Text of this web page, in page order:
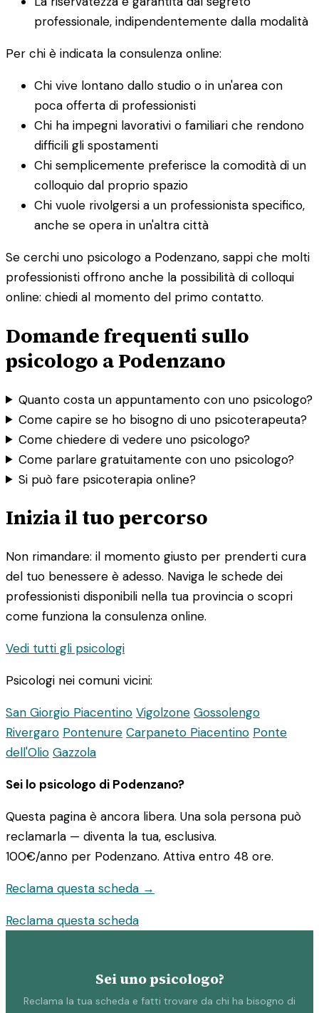
professionale, indipendentemente dalla modalità
Per chi è indicata la consulenza online:
Chi vive lontano dallo studio o in un'area con
poca offerta di professionisti
Chi ha impegni lavorativi o familiari che rendono
difficili gli spostamenti
Chi semplicemente preferisce la comodità di un
colloquio dal proprio spazio
Chi vuole rivolgersi a un professionista specifico,
anche se opera in un'altra città
Se cerchi uno psicologo a Podenzano, sappi che molti
professionisti offrono anche la possibilità di colloqui
online: chiedi al momento del primo contatto.
Domande frequenti sullo
psicologo a Podenzano
Quanto costa un appuntamento con uno psicologo?
Come capire se ho bisogno di uno psicoterapeuta?
Come chiedere di vedere uno psicologo?
Come parlare gratuitamente con uno psicologo?
Si può fare psicoterapia online?
Inizia il tuo percorso
Non rimandare: il momento giusto per prenderti cura
del tuo benessere è adesso. Naviga le schede dei
professionisti disponibili nella tua provincia o scopri
come funziona la consulenza online.
Vedi tutti gli psicologi
Psicologi nei comuni vicini:
San Giorgio Piacentino Vigolzone Gossolengo
Rivergaro Pontenure Carpaneto Piacentino Ponte
dell'Olio Gazzola
Sei lo psicologo di Podenzano?
Questa pagina è ancora libera. Una sola persona può
reclamarla — diventa la tua, esclusiva.
100€/anno per Podenzano. Attiva entro 48 ore.
Reclama questa scheda →
Reclama questa scheda
Sei uno psicologo?
Reclama la tua scheda e fatti trovare da chi ha bisogno di